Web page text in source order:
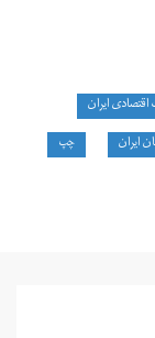
ایران
ایران
چپ